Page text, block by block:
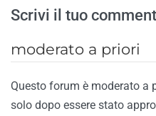
Scrivi il tuo
moderato a priori
Questo forum è moderato a
solo dopo essere stato